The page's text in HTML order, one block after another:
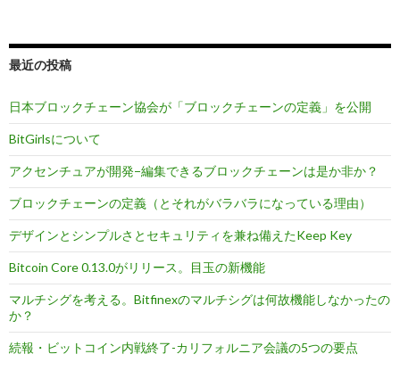
最近の投稿
日本ブロックチェーン協会が「ブロックチェーンの定義」を公開
BitGirlsについて
アクセンチュアが開発−編集できるブロックチェーンは是か非か？
ブロックチェーンの定義（とそれがバラバラになっている理由）
デザインとシンプルさとセキュリティを兼ね備えたKeep Key
Bitcoin Core 0.13.0がリリース。目玉の新機能
マルチシグを考える。Bitfinexのマルチシグは何故機能しなかったの
か？
続報・ビットコイン内戦終了-カリフォルニア会議の5つの要点